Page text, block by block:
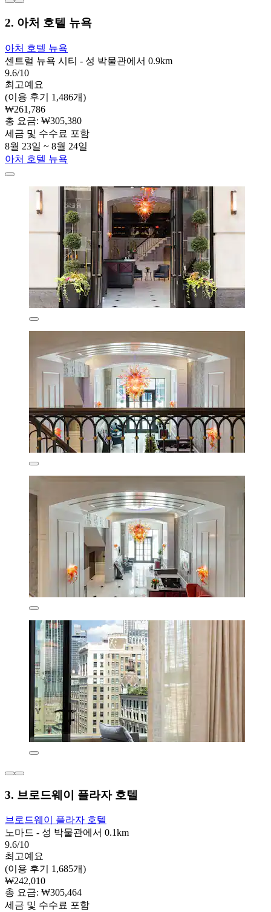
2. 아처 호텔 뉴욕
아처 호텔 뉴욕
센트럴 뉴욕 시티 - 성 박물관에서 0.9km
9.6/10
최고예요
(이용 후기 1,486개)
₩261,786
총 요금: ₩305,380
세금 및 수수료 포함
8월 23일 ~ 8월 24일
아처 호텔 뉴욕
3. 브로드웨이 플라자 호텔
브로드웨이 플라자 호텔
노마드 - 성 박물관에서 0.1km
9.6/10
최고예요
(이용 후기 1,685개)
₩242,010
총 요금: ₩305,464
세금 및 수수료 포함